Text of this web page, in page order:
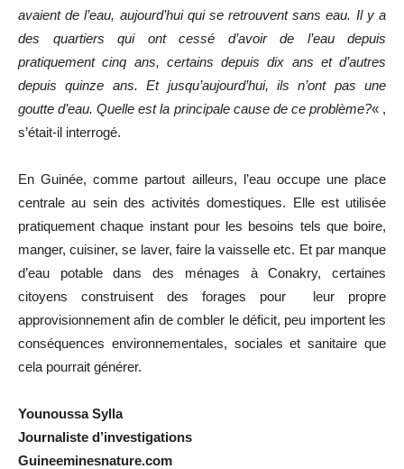
avaient de l’eau, aujourd’hui qui se retrouvent sans eau. Il y a
des quartiers qui ont cessé d’avoir de l’eau depuis
pratiquement cinq ans, certains depuis dix ans et d’autres
depuis quinze ans. Et jusqu’aujourd’hui, ils n’ont pas une
goutte d’eau. Quelle est la principale cause de ce problème?« ,
s’était-il interrogé.
En Guinée, comme partout ailleurs, l’eau occupe une place
centrale au sein des activités domestiques. Elle est utilisée
pratiquement chaque instant pour les besoins tels que boire,
manger, cuisiner, se laver, faire la vaisselle etc. Et par manque
d’eau potable dans des ménages à Conakry, certaines
citoyens construisent des forages pour leur propre
approvisionnement afin de combler le déficit, peu importent les
conséquences environnementales, sociales et sanitaire que
cela pourrait générer.
Younoussa Sylla
Journaliste d’investigations
Guineeminesnature.com